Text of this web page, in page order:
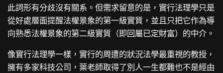
此詞形有分歧沒有關系。但需求留意的是，實行法理學只是
從好處層面提醒法權景象的第一級實質，並且只把它作為導
向熟悉法權景象的第二級實質（即回屬已定財富）的中介。
像實行法理學一樣，實行的周遭的狀況法學最重視的教授，
擁有多家科技公司，葉老師取得了別人一生都難也不是經由